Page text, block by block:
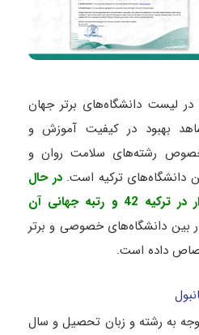
این دانشگاه در سال 2023 در لیست دانشگاه‌های برتر جهان
بهبود در کیفیت آموزش و
رشته‌های سلامت روان و
دانشگاه‌های ترکیه است.در حال
حاضر رتبه دانشگاه اسکودار در ترکیه 42 و رتبه جهانی آن
بین دانشگاه‌های خصوصی و برتر
به رشته و زبان تحصیل و سال